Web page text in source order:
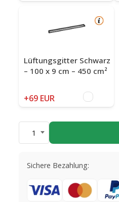
Lüftungsgitter Schwarz
– 100 x 9 cm – 450 cm²
+69 EUR
1
Sichere Bezahlung: